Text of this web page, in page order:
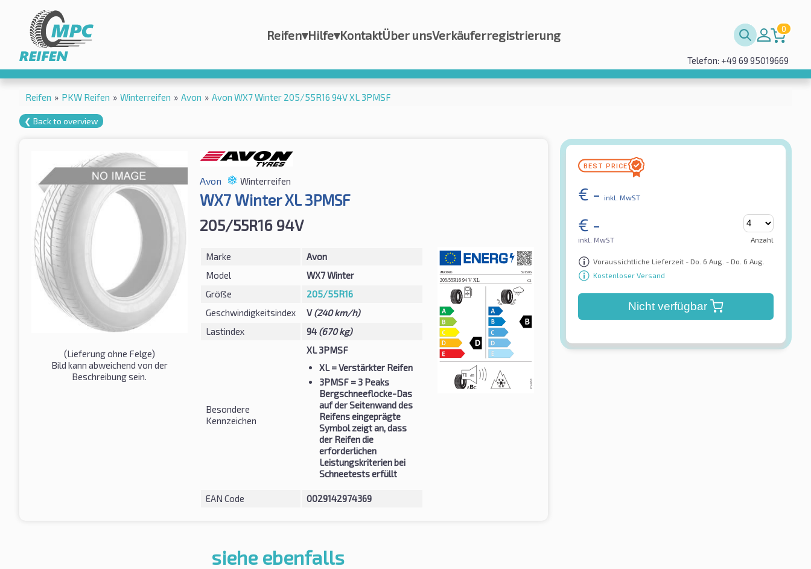
Reifen▾Hilfe▾KontaktÜber unsVerkäuferregistrierung 0
Telefon: +49 69 95019669
Reifen » PKW Reifen » Winterreifen » Avon » Avon WX7 Winter 205/55R16 94V XL 3PMSF
❮ Back to overview
(Lieferung ohne Felge)
Bild kann abweichend von der
Beschreibung sein.
Avon Winterreifen
WX7 Winter XL 3PMSF
205/55R16 94V
Marke
Avon
Model
WX7 Winter
Größe
205/55R16
Geschwindigkeitsindex
V(240 km/h)
Lastindex
94 (670 kg)
Besondere
Kennzeichen
XL 3PMSF
XL= Verstärkter Reifen
3PMSF= 3 Peaks
Bergschneeflocke-Das
auf der Seitenwand des
Reifens eingeprägte
Symbol zeigt an, dass
der Reifen die
erforderlichen
Leistungskriterien bei
Schneetests erfüllt
EAN Code 0029142974369
€ - inkl. MwST
€ -
inkl. MwST Anzahl
Voraussichtliche Lieferzeit - Do. 6 Aug. - Do. 6 Aug.
Kostenloser Versand
Nicht verfügbar
siehe ebenfalls